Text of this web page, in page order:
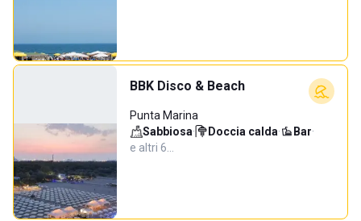
BBK Disco & Beach
Punta Marina
Sabbiosa· Doccia calda· Bar·
e altri 6…